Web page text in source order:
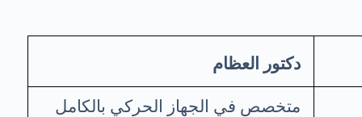
دكتور العظام
متخصص في الجهاز الحركي بالكامل